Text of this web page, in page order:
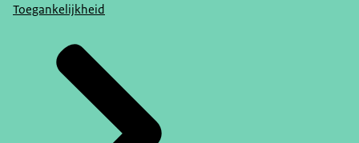
Toegankelijkheid